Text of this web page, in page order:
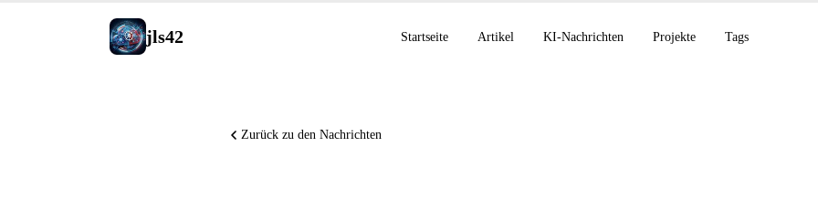
jls42 Startseite Artikel KI-Nachrichten Projekte Tags
Zurück zu den Nachrichten